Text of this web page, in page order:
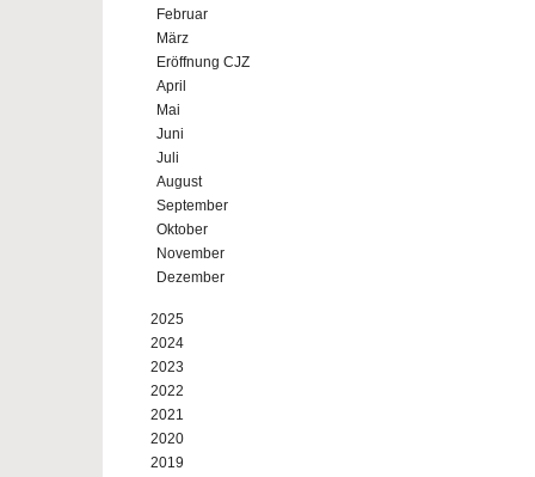
Februar
März
Eröffnung CJZ
April
Mai
Juni
Juli
August
September
Oktober
November
Dezember
2025
2024
2023
2022
2021
2020
2019